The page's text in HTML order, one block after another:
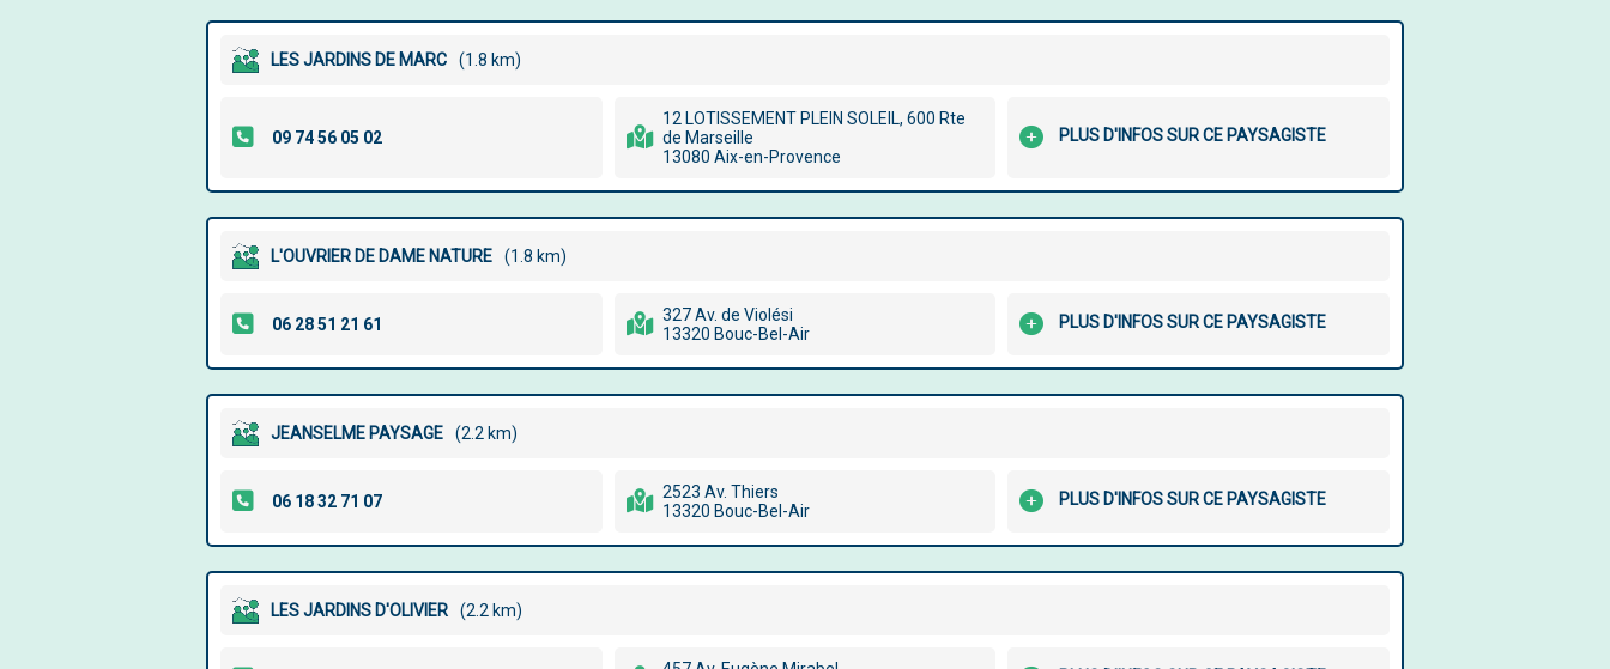
LES JARDINS DE MARC (1.8 km)
12 LOTISSEMENT PLEIN SOLEIL, 600 Rte
de Marseille
13080 Aix-en-Provence
PLUS D'INFOS SUR CE PAYSAGISTE
L'OUVRIER DE DAME NATURE (1.8 km)
327 Av. de Violési
13320 Bouc-Bel-Air
PLUS D'INFOS SUR CE PAYSAGISTE
JEANSELME PAYSAGE (2.2 km)
2523 Av. Thiers
13320 Bouc-Bel-Air
PLUS D'INFOS SUR CE PAYSAGISTE
LES JARDINS D'OLIVIER (2.2 km)